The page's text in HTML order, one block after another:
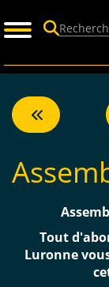
Tout
Luronne